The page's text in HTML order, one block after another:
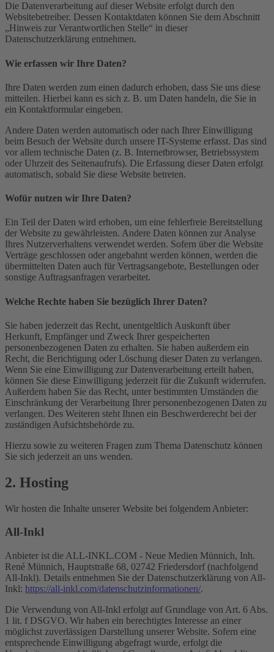
Die Datenverarbeitung auf dieser Website erfolgt durch den
Websitebetreiber. Dessen Kontaktdaten können Sie dem Abschnitt
„Hinweis zur Verantwortlichen Stelle“ in dieser
Datenschutzerklärung entnehmen.
Wie erfassen wir Ihre Daten?
Ihre Daten werden zum einen dadurch erhoben, dass Sie uns diese
mitteilen. Hierbei kann es sich z. B. um Daten handeln, die Sie in
ein Kontaktformular eingeben.
Andere Daten werden automatisch oder nach Ihrer Einwilligung
beim Besuch der Website durch unsere IT-Systeme erfasst. Das sind
vor allem technische Daten (z. B. Internetbrowser, Betriebssystem
oder Uhrzeit des Seitenaufrufs). Die Erfassung dieser Daten erfolgt
automatisch, sobald Sie diese Website betreten.
Wofür nutzen wir Ihre Daten?
Ein Teil der Daten wird erhoben, um eine fehlerfreie Bereitstellung
der Website zu gewährleisten. Andere Daten können zur Analyse
Ihres Nutzerverhaltens verwendet werden. Sofern über die Website
Verträge geschlossen oder angebahnt werden können, werden die
übermittelten Daten auch für Vertragsangebote, Bestellungen oder
sonstige Auftragsanfragen verarbeitet.
Welche Rechte haben Sie bezüglich Ihrer Daten?
Sie haben jederzeit das Recht, unentgeltlich Auskunft über
Herkunft, Empfänger und Zweck Ihrer gespeicherten
personenbezogenen Daten zu erhalten. Sie haben außerdem ein
Recht, die Berichtigung oder Löschung dieser Daten zu verlangen.
Wenn Sie eine Einwilligung zur Datenverarbeitung erteilt haben,
können Sie diese Einwilligung jederzeit für die Zukunft widerrufen.
Außerdem haben Sie das Recht, unter bestimmten Umständen die
Einschränkung der Verarbeitung Ihrer personenbezogenen Daten zu
verlangen. Des Weiteren steht Ihnen ein Beschwerderecht bei der
zuständigen Aufsichtsbehörde zu.
Hierzu sowie zu weiteren Fragen zum Thema Datenschutz können
Sie sich jederzeit an uns wenden.
2. Hosting
Wir hosten die Inhalte unserer Website bei folgendem Anbieter:
All-Inkl
Anbieter ist die ALL-INKL.COM - Neue Medien Münnich, Inh.
René Münnich, Hauptstraße 68, 02742 Friedersdorf (nachfolgend
All-Inkl). Details entnehmen Sie der Datenschutzerklärung von All-
Inkl: https://all-inkl.com/datenschutzinformationen/.
Die Verwendung von All-Inkl erfolgt auf Grundlage von Art. 6 Abs.
1 lit. f DSGVO. Wir haben ein berechtigtes Interesse an einer
möglichst zuverlässigen Darstellung unserer Website. Sofern eine
entsprechende Einwilligung abgefragt wurde, erfolgt die